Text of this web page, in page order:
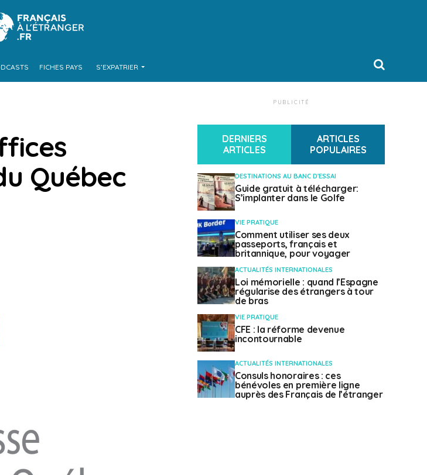
FICHES PAYS S’EXPATRIER
Québec
PUBLICITÉ
DERNIERS
ARTICLES
ARTICLES
POPULAIRES
DESTINATIONS AU BANC D'ESSAI
Guide gratuit à télécharger:
S’implanter dans le Golfe
VIE PRATIQUE
Comment utiliser ses deux
passeports, français et
britannique, pour voyager
ACTUALITÉS INTERNATIONALES
Loi mémorielle : quand l’Espagne
régularise des étrangers à tour
de bras
VIE PRATIQUE
CFE : la réforme devenue
incontournable
ACTUALITÉS INTERNATIONALES
Consuls honoraires : ces
bénévoles en première ligne
auprès des Français de l’étranger